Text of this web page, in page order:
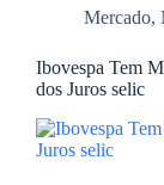
Mercado,
Ibovespa Tem
dos Juros selic